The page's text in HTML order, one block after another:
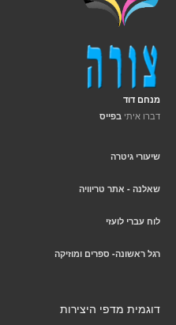
מנחם דוד
דברו איתי בפייס
שיעורי גיטרה
שאלנה - אתר טריוויה
לוח עברי לועזי
רגל ראשונה- ספרים ומוזיקה
דוגמית מדפי היצירות